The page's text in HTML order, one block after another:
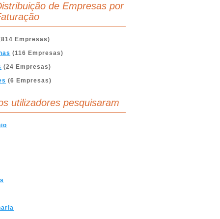
de Empresas por
Empresas)
(116 Empresas)
(24 Empresas)
(6 Empresas)
utilizadores pesquisaram